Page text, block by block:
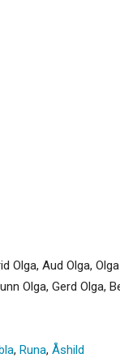
Olga, Aud Olga,
Olga, Gerd Olga,
, Runa, Åshild